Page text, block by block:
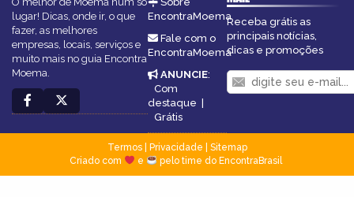
lugar! Dicas, onde ir, o que
fazer, as melhores
empresas, locais, serviços e
muito mais no guia Encontra
Moema.
EncontraMoema
Fale com o
EncontraMoema
ANUNCIE:
Com
destaque |
Grátis
Receba grátis as
principais notícias,
dicas e promoções
Termos| Privacidade
Sitemap
Criado com
e pelo time do EncontraBrasil